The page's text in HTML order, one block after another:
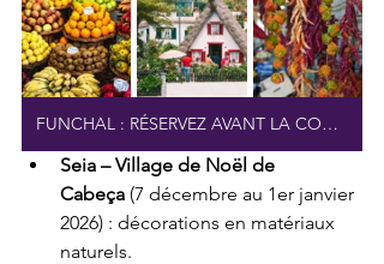
FUNCHAL : RÉSERVEZ AVANT LA COMPLETE DES VENTES
Seia – Village de Noël de
Cabeça (7 décembre au 1er janvier
2026) : décorations en matériaux
naturels.